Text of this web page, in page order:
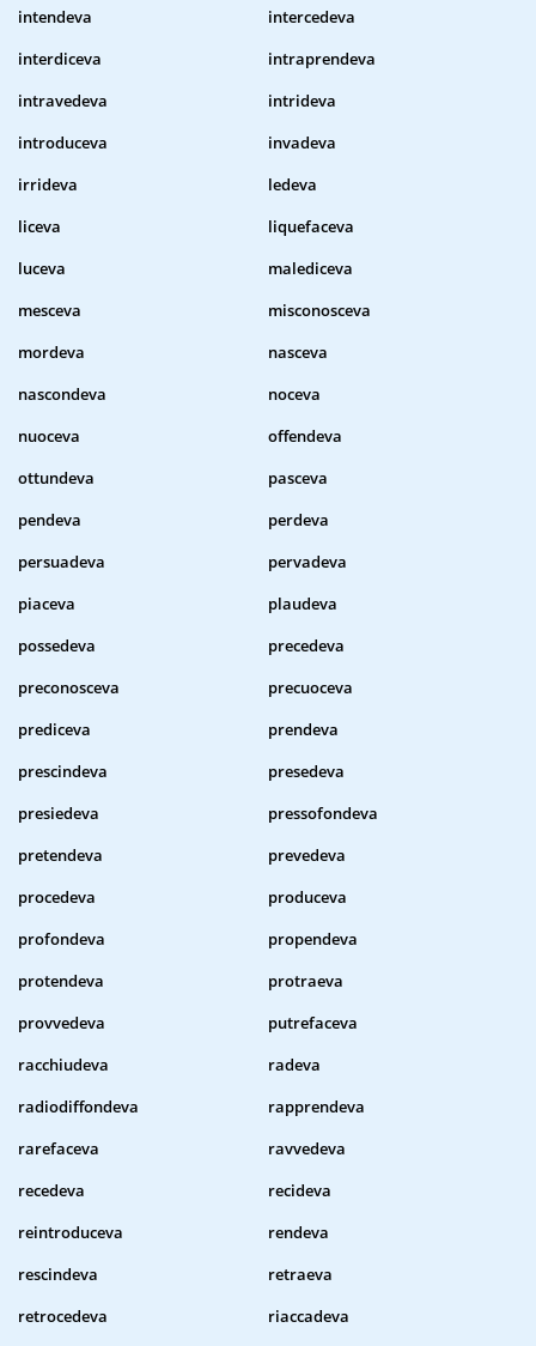
intendeva
intercedeva
interdiceva
intraprendeva
intravedeva
intrideva
introduceva
invadeva
irrideva
ledeva
liceva
liquefaceva
luceva
malediceva
mesceva
misconosceva
mordeva
nasceva
nascondeva
noceva
nuoceva
offendeva
ottundeva
pasceva
pendeva
perdeva
persuadeva
pervadeva
piaceva
plaudeva
possedeva
precedeva
preconosceva
precuoceva
prediceva
prendeva
prescindeva
presedeva
presiedeva
pressofondeva
pretendeva
prevedeva
procedeva
produceva
profondeva
propendeva
protendeva
protraeva
provvedeva
putrefaceva
racchiudeva
radeva
radiodiffondeva
rapprendeva
rarefaceva
ravvedeva
recedeva
recideva
reintroduceva
rendeva
rescindeva
retraeva
retrocedeva
riaccadeva